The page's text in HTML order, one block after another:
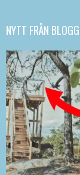
NYTT FRÅN